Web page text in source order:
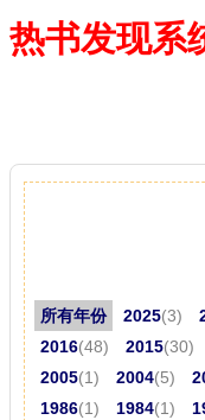
热书发现系
所有年份 2025(3)
2016(48) 2015(30)
2005(1) 2004(5)
1986(1) 1984(1)